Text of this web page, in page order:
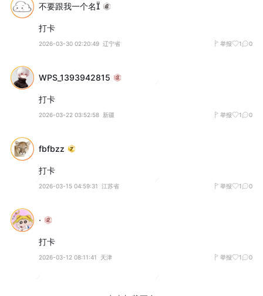
不要跟我一个名
打卡
2026-03-30 02:20:49 辽宁省 举报 1 0
WPS_1393942815
打卡
2026-03-22 03:52:58 新疆 举报 1 0
fbfbzz
打卡
2026-03-15 04:59:31 江苏省 举报 1 0
·
打卡
2026-03-12 08:11:41 天津 举报 1 0